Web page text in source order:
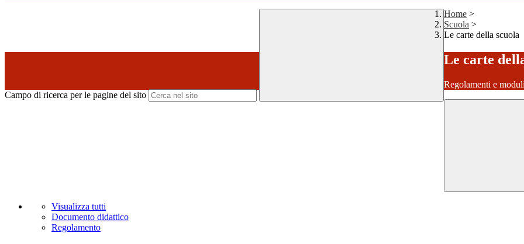
Campo di ricerca per le pagine del sito
Home >
Scuola >
Le carte della scuola
Le carte
Regolamenti e
Visualizza tutti
Documento didattico
Regolamento